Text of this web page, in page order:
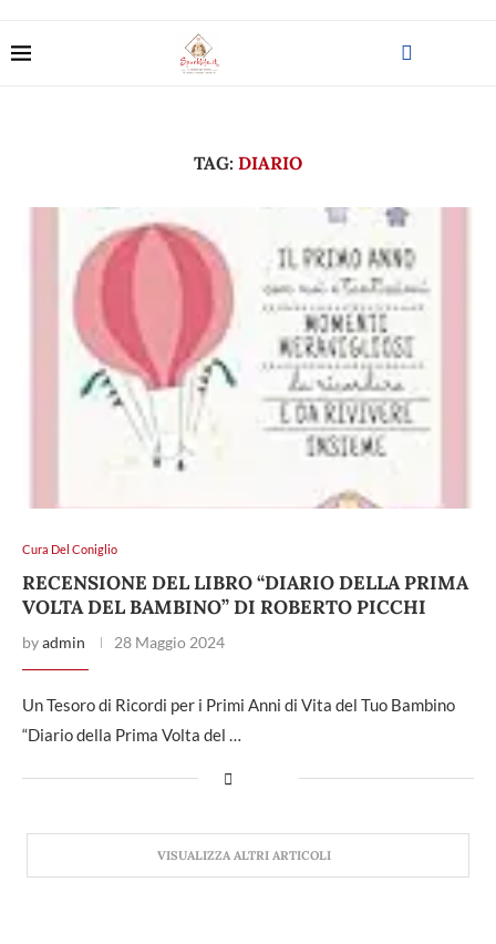
TAG: DIARIO
Cura Del Coniglio
RECENSIONE DEL LIBRO “DIARIO DELLA PRIMA
VOLTA DEL BAMBINO” DI ROBERTO PICCHI
byadmin 28 Maggio 2024
Un Tesoro di Ricordi per i Primi Anni di Vita del Tuo Bambino
“Diario della Prima Volta del …
VISUALIZZA ALTRI ARTICOLI